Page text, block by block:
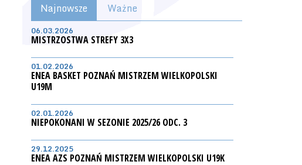
Najnowsze Ważne
06.03.2026
MISTRZOSTWA STREFY 3X3
01.02.2026
ENEA BASKET POZNAŃ MISTRZEM WIELKOPOLSKI
U19M
02.01.2026
NIEPOKONANI W SEZONIE 2025/26 ODC. 3
29.12.2025
ENEA AZS POZNAŃ MISTRZEM WIELKOPOLSKI U19K